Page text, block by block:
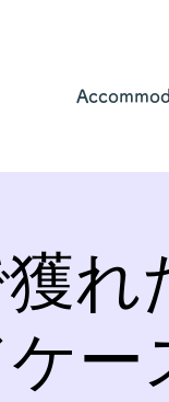
れ
ー